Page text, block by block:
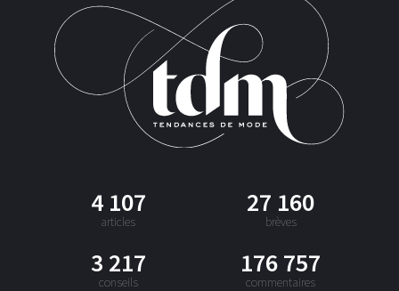
4 107
articles
27 160
brèves
3 217
conseils
176 757
commentaires